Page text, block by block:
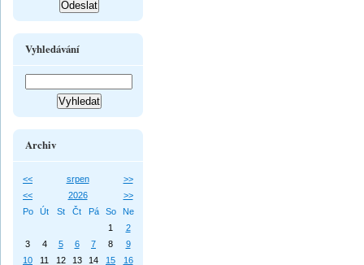
Vyhledávání
Archiv
<< srpen
>>
<<
2026
>>
Po
Út St Čt Pá So
Ne
1
2
3
4 5 6 7 8
9
10
11 12 13 14 15
16